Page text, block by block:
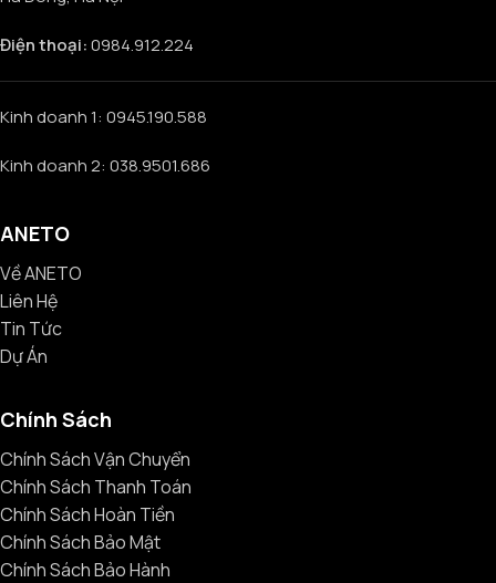
Điện thoại:0984.912.224
Kinh doanh 1: 0945.190.588
Kinh doanh 2: 038.9501.686
ANETO
Về ANETO
Liên Hệ
Tin Tức
Dự Án
Chính Sách
Chính Sách Vận Chuyển
Chính Sách Thanh Toán
Chính Sách Hoàn Tiền
Chính Sách Bảo Mật
Chính Sách Bảo Hành